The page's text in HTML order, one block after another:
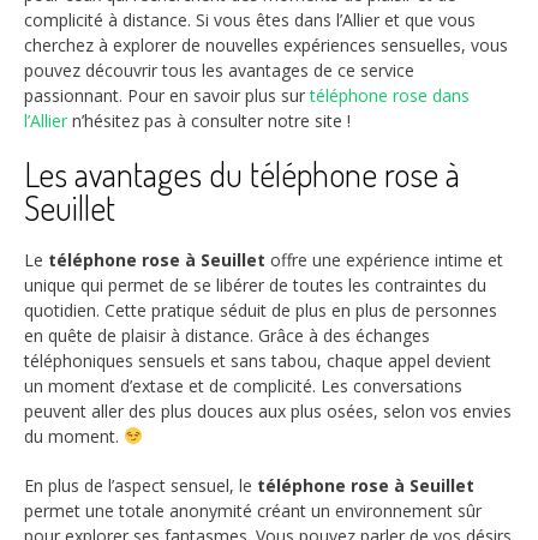
complicité à distance. Si vous êtes dans l’Allier et que vous
cherchez à explorer de nouvelles expériences sensuelles, vous
pouvez découvrir tous les avantages de ce service
passionnant. Pour en savoir plus surtéléphone rose dans
l’Allier n’hésitez pas à consulter notre site !
Les avantages du téléphone rose à
Seuillet
Le téléphone rose à Seuillet offre une expérience intime et
unique qui permet de se libérer de toutes les contraintes du
quotidien. Cette pratique séduit de plus en plus de personnes
en quête de plaisir à distance. Grâce à des échanges
téléphoniques sensuels et sans tabou, chaque appel devient
un moment d’extase et de complicité. Les conversations
peuvent aller des plus douces aux plus osées, selon vos envies
du moment.
En plus de l’aspect sensuel, le téléphone rose à Seuillet
permet une totale anonymité créant un environnement sûr
pour explorer ses fantasmes. Vous pouvez parler de vos désirs